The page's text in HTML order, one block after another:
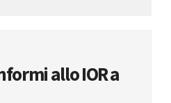
allo IOR a